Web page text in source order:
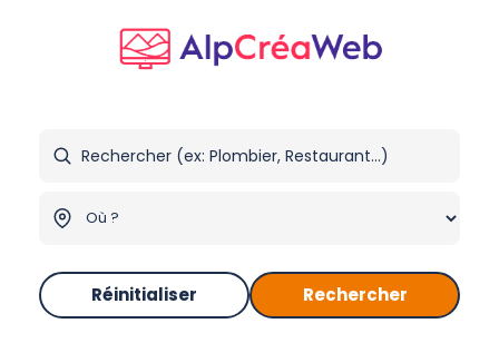
Réinitialiser Rechercher